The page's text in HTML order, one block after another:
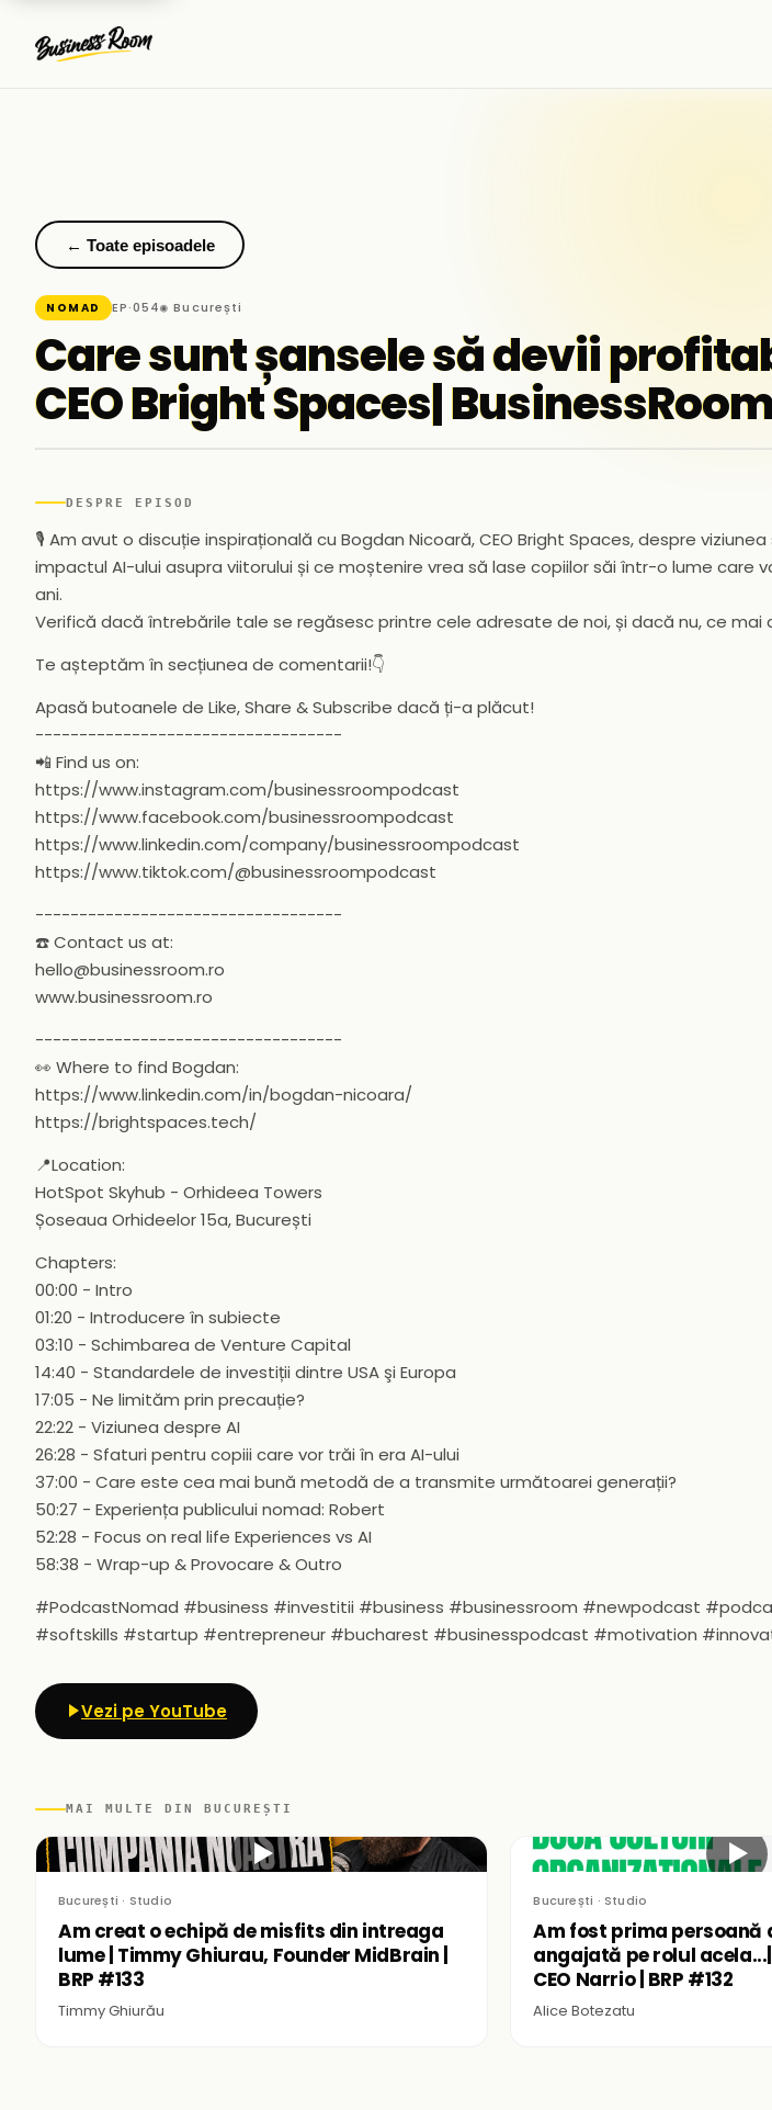
← Toate episoadele
NOMAD EP·054◉ București
Care sunt șansele să devii
CEO Bright Spaces|
DESPRE EPISOD
🎙️ Am avut o discuție inspirațională cu Bogdan Nicoară, CEO Bright Spaces, despre
impactul AI-ului asupra viitorului și ce moștenire vrea să lase copiilor săi într-o lume care
ani.
Verifică dacă întrebările tale se regăsesc printre cele adresate de noi, și dacă nu, ce mai
Te așteptăm în secțiunea de comentarii!👇
Apasă butoanele de Like, Share & Subscribe dacă ți-a plăcut!
-----------------------------------
📲 Find us on:
https://www.instagram.com/businessroompodcast
https://www.facebook.com/businessroompodcast
https://www.linkedin.com/company/businessroompodcast
https://www.tiktok.com/@businessroompodcast
-----------------------------------
☎️ Contact us at:
hello@businessroom.ro
www.businessroom.ro
-----------------------------------
👀 Where to find Bogdan:
https://www.linkedin.com/in/bogdan-nicoara/
https://brightspaces.tech/
📍Location:
HotSpot Skyhub - Orhideea Towers
Șoseaua Orhideelor 15a, București
Chapters:
00:00 - Intro
01:20 - Introducere în subiecte
03:10 - Schimbarea de Venture Capital
14:40 - Standardele de investiții dintre USA şi Europa
17:05 - Ne limităm prin precauție?
22:22 - Viziunea despre AI
26:28 - Sfaturi pentru copiii care vor trăi în era AI-ului
37:00 - Care este cea mai bună metodă de a transmite următoarei generații?
50:27 - Experiența publicului nomad: Robert
52:28 - Focus on real life Experiences vs AI
58:38 - Wrap-up & Provocare & Outro
#PodcastNomad #business #investitii #business #businessroom #newpodcast
#softskills #startup #entrepreneur #bucharest #businesspodcast #motivation
Vezi pe YouTube
MAI MULTE DIN BUCUREȘTI
▶
București · Studio
Am creat o echipă de misfits din intreaga
lume | Timmy Ghiurau, Founder MidBrain |
BRP #133
Timmy Ghiurău
▶
București · Studio
Am fost prima persoană
angajată pe rolul
CEO Narrio | BRP #132
Alice Botezatu